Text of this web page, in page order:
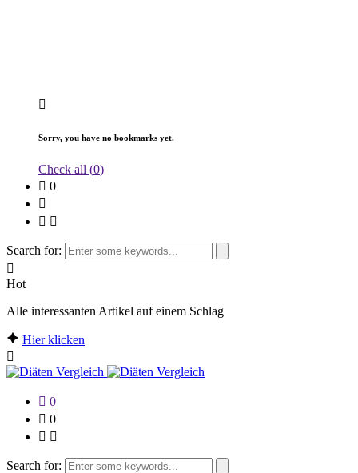
Sorry, you have no bookmarks yet.
Check all (0)
0
Search for:
Hot
Alle interessanten Artikel auf einem Schlag
Hier klicken
0
0
Search for: